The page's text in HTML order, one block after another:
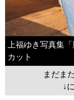
上福ゆき写真集
カット
まだま
↓